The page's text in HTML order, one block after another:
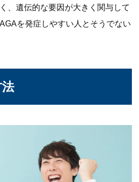
、遺伝的な要因が大きく関与して
を発症しやすい人とそうでない